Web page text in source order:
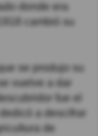
donde era
cambió su
se produjo su
vuelve a dar
fue el
a descifrar
de